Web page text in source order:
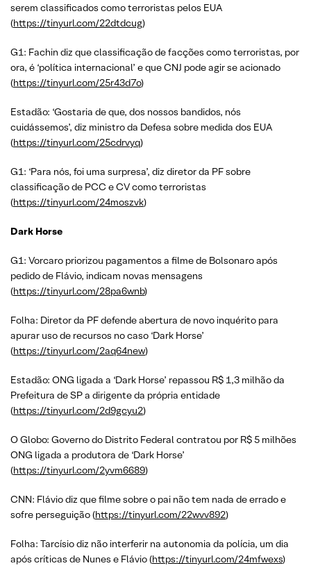
serem classificados como terroristas pelos EUA
(https://tinyurl.com/22dtdcug)
G1: Fachin diz que classificação de facções como terroristas, por
ora, é ‘política internacional’ e que CNJ pode agir se acionado
(https://tinyurl.com/25r43d7o)
Estadão: ‘Gostaria de que, dos nossos bandidos, nós
cuidássemos’, diz ministro da Defesa sobre medida dos EUA
(https://tinyurl.com/25cdrvyq)
G1: ‘Para nós, foi uma surpresa’, diz diretor da PF sobre
classificação de PCC e CV como terroristas
(https://tinyurl.com/24moszvk)
Dark Horse
G1: Vorcaro priorizou pagamentos a filme de Bolsonaro após
pedido de Flávio, indicam novas mensagens
(https://tinyurl.com/28pa6wnb)
Folha: Diretor da PF defende abertura de novo inquérito para
apurar uso de recursos no caso ‘Dark Horse’
(https://tinyurl.com/2aq64new)
Estadão: ONG ligada a ‘Dark Horse’ repassou R$ 1,3 milhão da
Prefeitura de SP a dirigente da própria entidade
(https://tinyurl.com/2d9gcyu2)
O Globo: Governo do Distrito Federal contratou por R$ 5 milhões
ONG ligada a produtora de ‘Dark Horse’
(https://tinyurl.com/2yvm6689)
CNN: Flávio diz que filme sobre o pai não tem nada de errado e
sofre perseguição (https://tinyurl.com/22wvv892)
Folha: Tarcísio diz não interferir na autonomia da polícia, um dia
após críticas de Nunes e Flávio (https://tinyurl.com/24mfwexs)